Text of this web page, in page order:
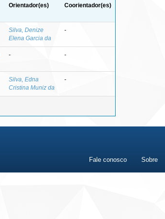
Orientador(es) Coorientador(es)
Silva, Denize
Elena Garcia da
-
- -
Silva, Edna
Cristina Muniz da
-
Fale conosco Sobre